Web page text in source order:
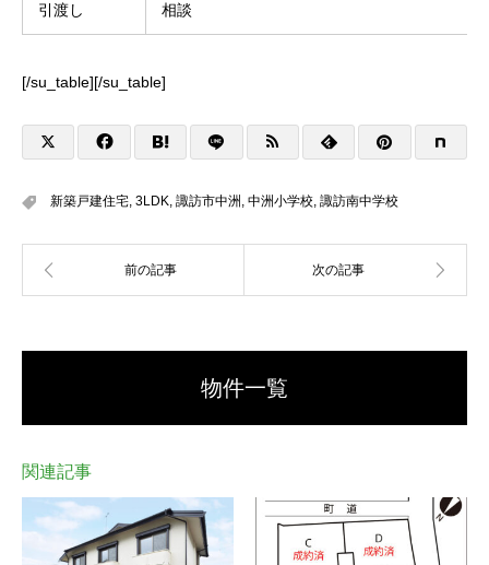
引渡し 相談
[/su_table][/su_table]
新築戸建住宅, 3LDK, 諏訪市中洲 , 中洲小学校, 諏訪南中学校
物件一覧
関連記事